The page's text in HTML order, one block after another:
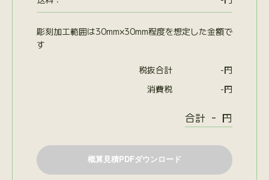
彫刻加工範囲は30mm×30mm程度を想定した金額で
す
税抜合計 -円
消費税
-円
合計 - 円